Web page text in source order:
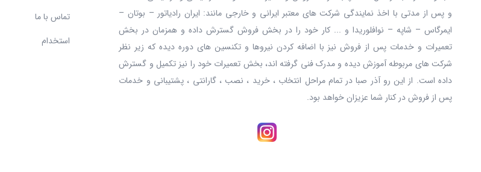
و پس از مدتی با اخذ نمایندگی شرکت های معتبر ایرانی و خارجی مانند: ایران رادیاتور – بوتان –
ایمرگاس – شاپه – نوافلوریدا و ... کار خود را در بخش فروش گسترش داده و همزمان در بخش
تعمیرات و خدمات پس از فروش نیز با اضافه کردن نیروها و تکنسین های دوره دیده که زیر نظر
شرکت های مربوطه آموزش دیده و مدرک فنی گرفته اند، بخش تعمیرات خود را نیز تکمیل و گسترش
داده است. از این رو آذر صبا در تمام مراحل انتخاب ، خرید ، نصب ، گارانتی ، پشتیبانی و خدمات
پس از فروش در کنار شما عزیزان خواهد بود.
تماس با ما
استخدام